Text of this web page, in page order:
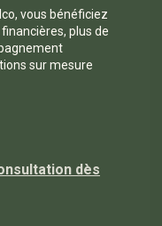
vous bénéficiez
plus de
sur mesure
dès